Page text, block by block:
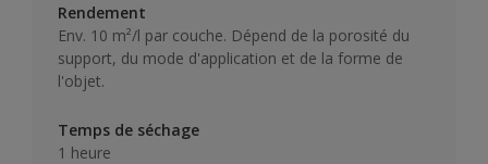
Rendement
Env. 10 m²/l par couche. Dépend de la porosité du
support, du mode d'application et de la forme de
l'objet.
Temps de séchage
1 heure